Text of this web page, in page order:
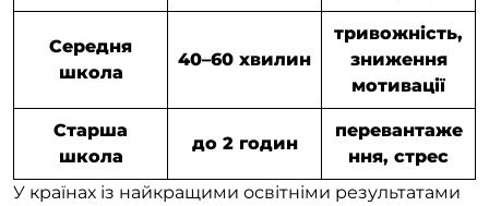
Середня
школа
40–60 хвилин
тривожність,
зниження
мотивації
Старша
школа
до 2 годин
перевантаже
ння, стрес
У країнах із найкращими освітніми результатами